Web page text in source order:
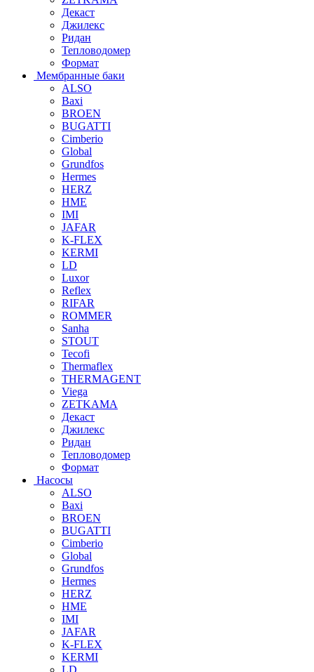
Декаст
Джилекс
Ридан
Тепловодомер
Формат
Мембранные баки
ALSO
Baxi
BROEN
BUGATTI
Cimberio
Global
Grundfos
Hermes
HERZ
HME
IMI
JAFAR
K-FLEX
KERMI
LD
Luxor
Reflex
RIFAR
ROMMER
Sanha
STOUT
Tecofi
Thermaflex
THERMAGENT
Viega
ZETKAMA
Декаст
Джилекс
Ридан
Тепловодомер
Формат
Насосы
ALSO
Baxi
BROEN
BUGATTI
Cimberio
Global
Grundfos
Hermes
HERZ
HME
IMI
JAFAR
K-FLEX
KERMI
LD